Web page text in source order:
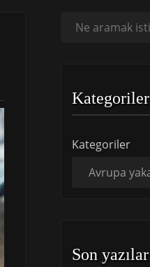
Ara
Kategoriler
Kategoriler
Son yazılar